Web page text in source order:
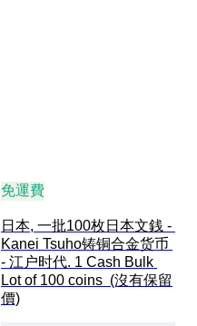
免運費
日本, 一批100枚日本文銭 -
Kanei Tsuho铸铜合金货币
- 江户时代. 1 Cash Bulk
Lot of 100 coins  (沒有保留
價)